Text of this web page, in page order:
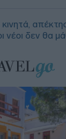
νέοι δεν θα